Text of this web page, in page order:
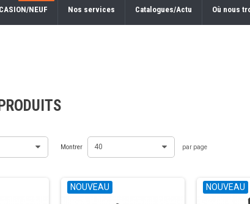
NEUF Nos services Catalogues/Actu Où nous
Montrer 40 par page
NOUVEAU NOUVEAU